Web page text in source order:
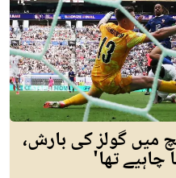
میں گولز کی بارش،
چاہیے تھا'